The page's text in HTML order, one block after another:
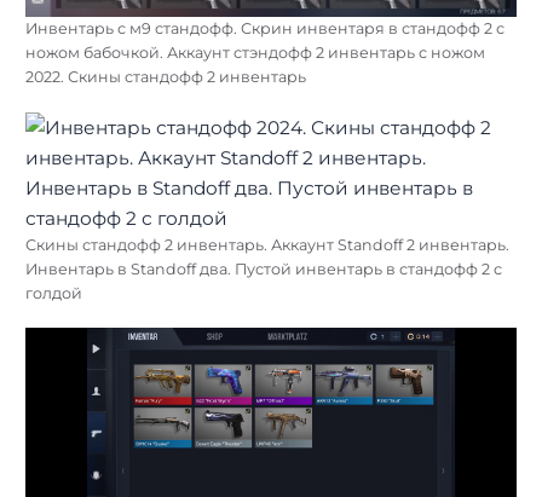
Инвентарь с м9 стандофф. Скрин инвентаря в стандофф 2 с
ножом бабочкой. Аккаунт стэндофф 2 инвентарь с ножом
2022. Скины стандофф 2 инвентарь
Скины стандофф 2 инвентарь. Аккаунт Standoff 2 инвентарь.
Инвентарь в Standoff два. Пустой инвентарь в стандофф 2 с
голдой